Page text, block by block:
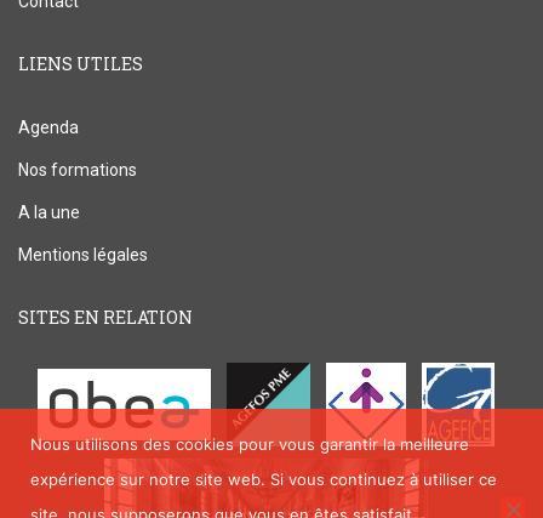
LIENS UTILES
Agenda
Nos formations
A la une
Mentions légales
SITES EN RELATION
Nous utilisons des cookies pour vous garantir la meilleure
expérience sur notre site web. Si vous continuez à utiliser ce